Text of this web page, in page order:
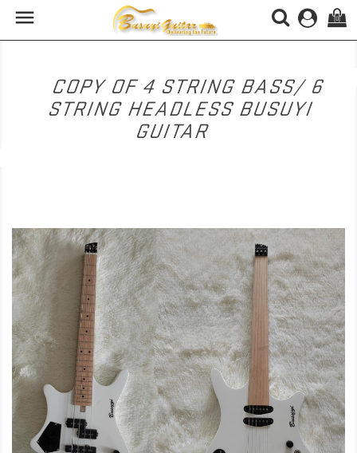
 (0)
COPY OF 4 STRING BASS/ 6
STRING HEADLESS BUSUYI
GUITAR